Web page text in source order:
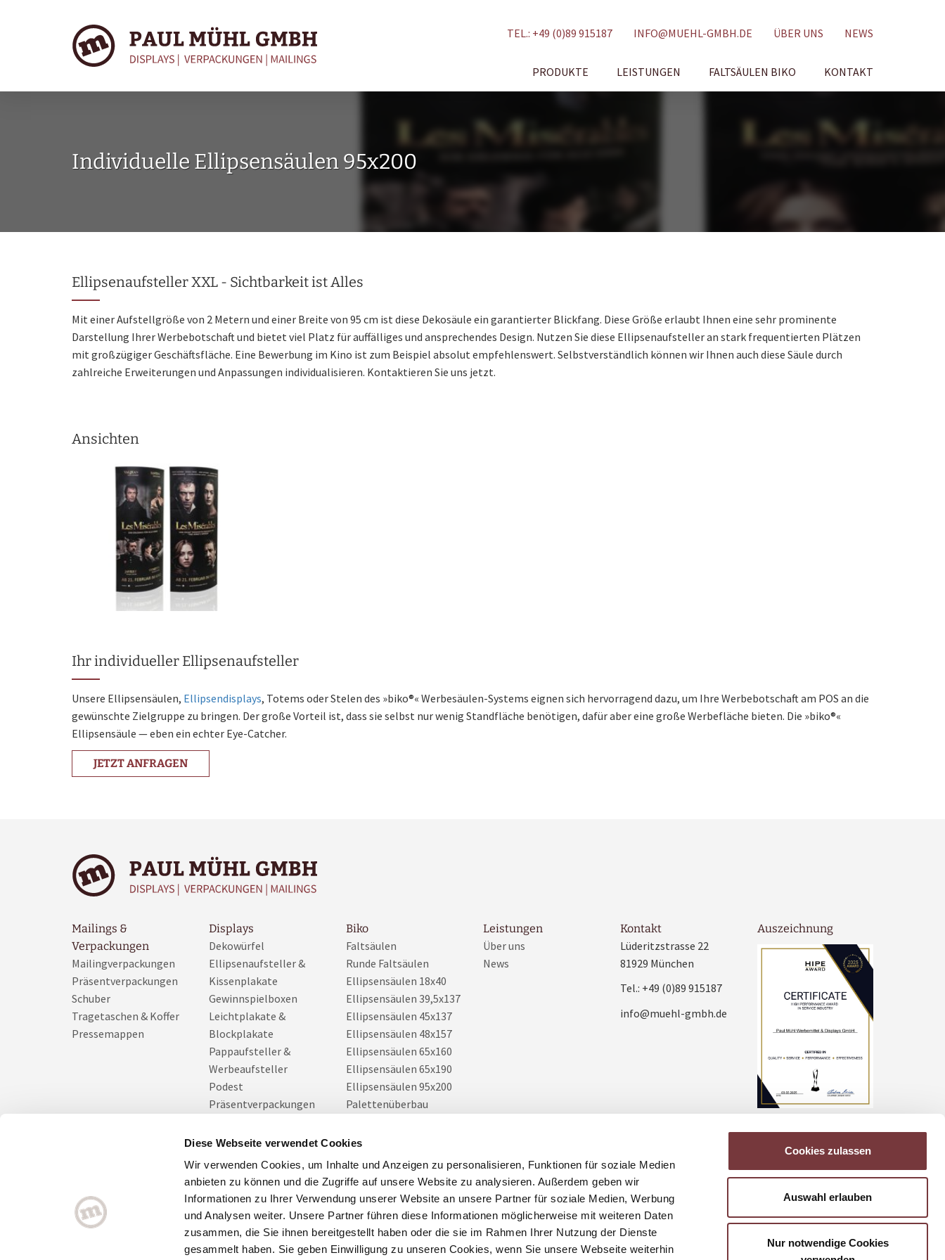
Diese Webseite verwendet Cookies
Wir verwenden Cookies, um Inhalte und Anzeigen zu personalisieren, Funktionen für soziale Medien
anbieten zu können und die Zugriffe auf unsere Website zu analysieren. Außerdem geben wir
Informationen zu Ihrer Verwendung unserer Website an unsere Partner für soziale Medien, Werbung
und Analysen weiter. Unsere Partner führen diese Informationen möglicherweise mit weiteren Daten
zusammen, die Sie ihnen bereitgestellt haben oder die sie im Rahmen Ihrer Nutzung der Dienste
gesammelt haben. Sie geben Einwilligung zu unseren Cookies, wenn Sie unsere Webseite weiterhin
Cookies zulassen
Auswahl erlauben
Nur notwendige Cookies
ÜBER UNS NEWS
TEL.: +49 (0)89 915187 INFO@MUEHL-GMBH.DE
PRODUKTE LEISTUNGEN FALTSÄULEN BIKO KONTAKT
Individuelle Ellipsensäulen 95x200
Ellipsenaufsteller XXL - Sichtbarkeit ist Alles
Mit einer Aufstellgröße von 2 Metern und einer Breite von 95 cm ist diese Dekosäule ein garantierter Blickfang. Diese Größe erlaubt Ihnen eine sehr prominente
Darstellung Ihrer Werbebotschaft und bietet viel Platz für auffälliges und ansprechendes Design. Nutzen Sie diese Ellipsenaufsteller an stark frequentierten Plätzen
mit großzügiger Geschäftsfläche. Eine Bewerbung im Kino ist zum Beispiel absolut empfehlenswert. Selbstverständlich können wir Ihnen auch diese Säule durch
zahlreiche Erweiterungen und Anpassungen individualisieren. Kontaktieren Sie uns jetzt.
Ansichten
Ihr individueller Ellipsenaufsteller
Unsere Ellipsensäulen, Ellipsendisplays, Totems oder Stelen des »biko®« Werbesäulen-Systems eignen sich hervorragend dazu, um Ihre Werbebotschaft am POS an die
gewünschte Zielgruppe zu bringen. Der große Vorteil ist, dass sie selbst nur wenig Standfläche benötigen, dafür aber eine große Werbefläche bieten. Die »biko®«
Ellipsensäule — eben ein echter Eye-Catcher.
JETZT ANFRAGEN
Mailings &
Verpackungen
Mailingverpackungen
Präsentverpackungen
Schuber
Tragetaschen & Koffer
Pressemappen
Displays
Dekowürfel
Ellipsenaufsteller &
Kissenplakate
Gewinnspielboxen
Leichtplakate &
Blockplakate
Pappaufsteller &
Werbeaufsteller
Podest
Präsentverpackungen
Thekendisplay
Biko
Faltsäulen
Runde Faltsäulen
Ellipsensäulen 18x40
Ellipsensäulen 39,5x137
Ellipsensäulen 45x137
Ellipsensäulen 48x157
Ellipsensäulen 65x160
Ellipsensäulen 65x190
Ellipsensäulen 95x200
Palettenüberbau
Verkaufs-Displays
Quadrosäulen
Kontursäulen
Warensäulen
Wellensäulen
Leistungen
Über uns
News
Kontakt
Lüderitzstrasse 22
81929 München
Tel.: +49 (0)89 915187
info@muehl-gmbh.de
Auszeichnung